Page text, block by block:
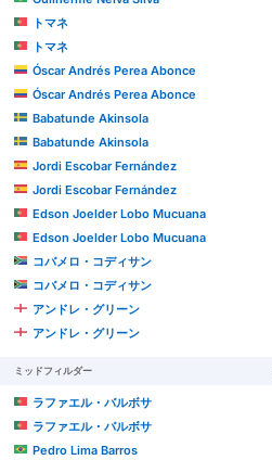
トマネ
トマネ
Óscar Andrés Perea Abonce
Óscar Andrés Perea Abonce
Babatunde Akinsola
Babatunde Akinsola
Jordi Escobar Fernández
Jordi Escobar Fernández
Edson Joelder Lobo Mucuana
Edson Joelder Lobo Mucuana
コバメロ・コディサン
コバメロ・コディサン
アンドレ・グリーン
アンドレ・グリーン
ミッドフィルダー
ラファエル・バルボサ
ラファエル・バルボサ
Pedro Lima Barros